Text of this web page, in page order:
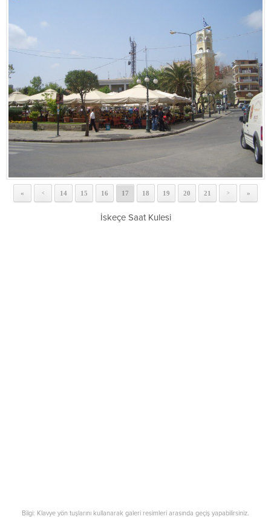
« < 14 15 16 17 18 19 20 21 > »
İskeçe Saat Kulesi
Bilgi: Klavye yön tuşlarını kullanarak galeri resimleri arasında geçiş yapabilirsiniz.